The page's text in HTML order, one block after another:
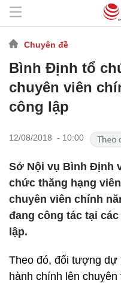
Chuyên đề
Bình Định tổ
chuyên viên
công lập
12/08/2018 - 10:00
Sở Nội vụ Bình Định
chức thăng hạng
chuyên viên chính
đang công tác tại
lập.
Theo đó, đối tượng dự
hành chính lên